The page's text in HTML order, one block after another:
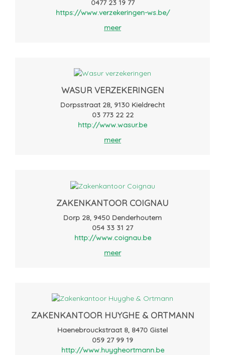
0477 23 19 77
https://www.verzekeringen-ws.be/
meer
WASUR VERZEKERINGEN
Dorpsstraat 28, 9130 Kieldrecht
03 773 22 22
http://www.wasur.be
meer
ZAKENKANTOOR COIGNAU
Dorp 28, 9450 Denderhoutem
054 33 31 27
http://www.coignau.be
meer
ZAKENKANTOOR HUYGHE & ORTMANN
Haenebrouckstraat 8, 8470 Gistel
059 27 99 19
http://www.huygheortmann.be